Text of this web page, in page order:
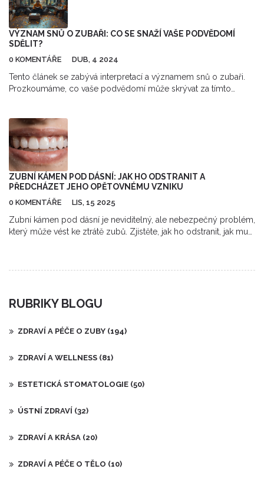
VÝZNAM SNŮ O ZUBAŘI: CO SE SNAŽÍ VAŠE PODVĚDOMÍ
SDĚLIT?
0 KOMENTÁŘE DUB, 4 2024
Tento článek se zabývá interpretací a významem snů o zubaři.
Prozkoumáme, co vaše podvědomí může skrývat za tímto
Odhalíme, jak rozličné kontexty snu o zubaři mohou mít různé
významy a jak mohou být tyto sny spojeny s vašimi obavami,
zdravím nebo sebevědomím.
ZUBNÍ KÁMEN POD DÁSNÍ: JAK HO ODSTRANIT A
PŘEDCHÁZET JEHO OPĚTOVNÉMU VZNIKU
0 KOMENTÁŘE LIS, 15 2025
Zubní kámen pod dásní je neviditelný, ale nebezpečný problém,
který může vést ke ztrátě zubů. Zjistěte, jak ho odstranit, jak mu
RUBRIKY BLOGU
ZDRAVÍ A PÉČE O ZUBY (194)
ZDRAVÍ A WELLNESS (81)
ESTETICKÁ STOMATOLOGIE (50)
ÚSTNÍ ZDRAVÍ (32)
ZDRAVÍ A KRÁSA (20)
ZDRAVÍ A PÉČE O TĚLO (10)